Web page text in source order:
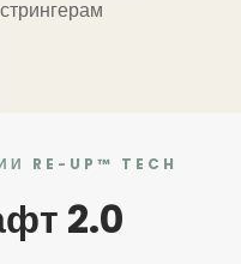
RE-UP™ TECH
2.0